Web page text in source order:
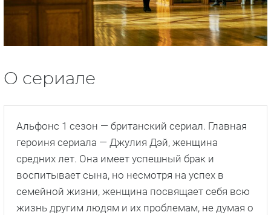
О сериале
Альфонс 1 сезон — британский сериал. Главная
героиня сериала — Джулия Дэй, женщина
средних лет. Она имеет успешный брак и
воспитывает сына, но несмотря на успех в
семейной жизни, женщина посвящает себя всю
жизнь другим людям и их проблемам, не думая о